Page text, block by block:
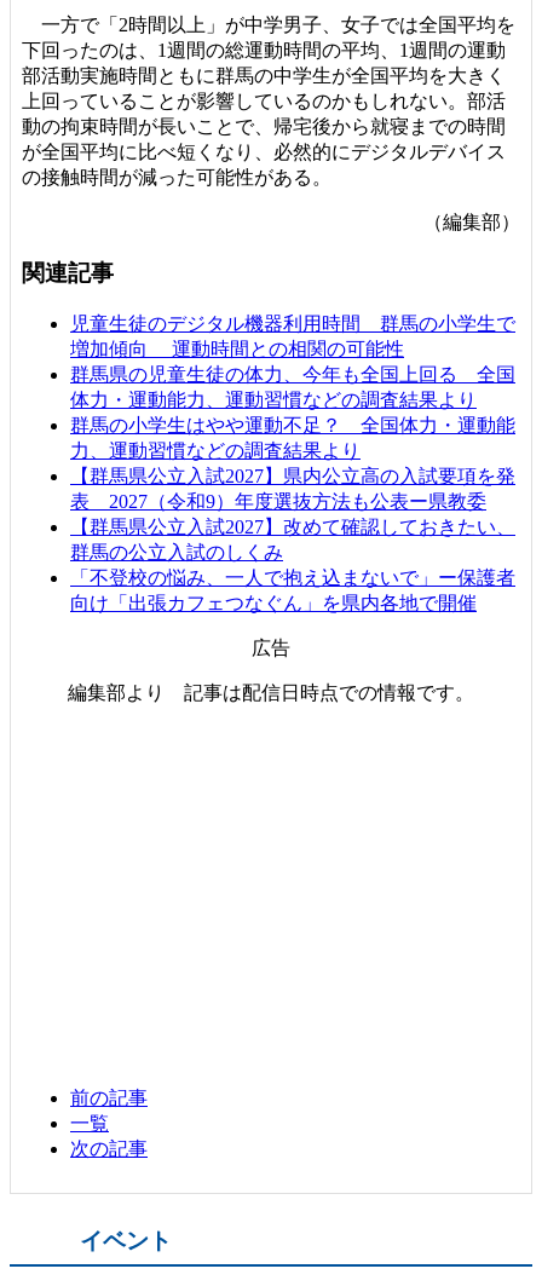
一方で「2時間以上」が中学男子、女子では全国平均を
下回ったのは、1週間の総運動時間の平均、1週間の運動
部活動実施時間ともに群馬の中学生が全国平均を大きく
上回っていることが影響しているのかもしれない。部活
動の拘束時間が長いことで、帰宅後から就寝までの時間
が全国平均に比べ短くなり、必然的にデジタルデバイス
の接触時間が減った可能性がある。
（編集部）
関連記事
児童生徒のデジタル機器利用時間 群馬の小学生で
増加傾向 運動時間との相関の可能性
群馬県の児童生徒の体力、今年も全国上回る 全国
体力・運動能力、運動習慣などの調査結果より
群馬の小学生はやや運動不足？ 全国体力・運動能
力、運動習慣などの調査結果より
【群馬県公立入試2027】県内公立高の入試要項を発
表 2027（令和9）年度選抜方法も公表ー県教委
【群馬県公立入試2027】改めて確認しておきたい、
群馬の公立入試のしくみ
「不登校の悩み、一人で抱え込まないで」ー保護者
向け「出張カフェつなぐん」を県内各地で開催
広告
編集部より 記事は配信日時点での情報です。
前の記事
一覧
次の記事
イベント